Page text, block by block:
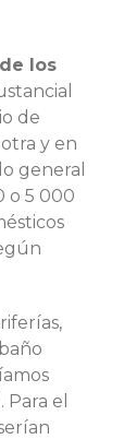
los
de
y en
general
o 5 000
el